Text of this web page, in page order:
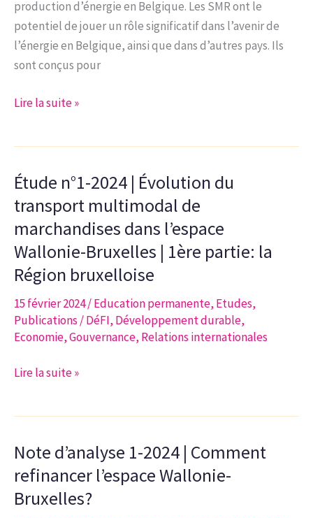
2ème
partie:
la
wallonne
production d’énergie en Belgique. Les SMR ont le
potentiel de jouer un rôle significatif dans l’avenir de
l’énergie en Belgique, ainsi que dans d’autres pays. Ils
sont conçus pour
Note
|
De
l’importance
des
SMR
pour
l’avenir
de
la
d’énergie
Belgique
Lire la suite »
Étude n°1-2024 | Évolution du
transport multimodal de
marchandises dans l’espace
Wallonie-Bruxelles | 1ère partie: la
Région bruxelloise
15 février 2024/Education permanente, Etudes,
Publications /DéFI, Développement durable,
Economie,Gouvernance, Relations internationales
Étude
Évolution
du
transport
multimodal
Lire la suite »
Note d’analyse 1-2024 | Comment
refinancer l’espace Wallonie-
Bruxelles?